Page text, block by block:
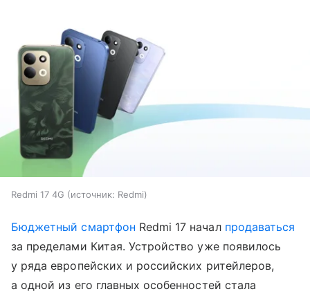
Redmi 17 4G источник: Redmi
Бюджетный смартфон Redmi 17 начал продаваться
за пределами Китая. Устройство уже появилось
у ряда европейских и российских ритейлеров,
а одной из его главных особенностей стала